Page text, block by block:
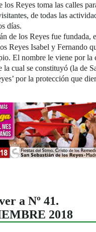
los Reyes toma las calles
de todas las
días.
de los Reyes fue fundada,
Reyes Isabel y Fernando
El nombre le viene por la
la cual se constituyó (la de
por la protección que
a Nº 41.
2018